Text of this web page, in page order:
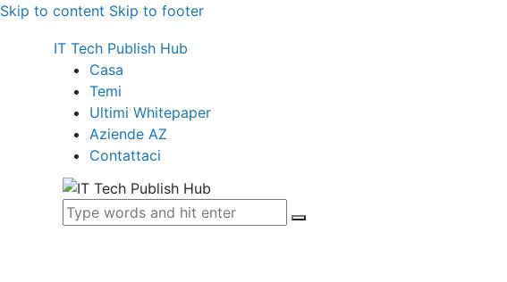
Skip to content Skip to footer
IT Tech Publish Hub
Casa
Temi
Ultimi Whitepaper
Aziende AZ
Contattaci